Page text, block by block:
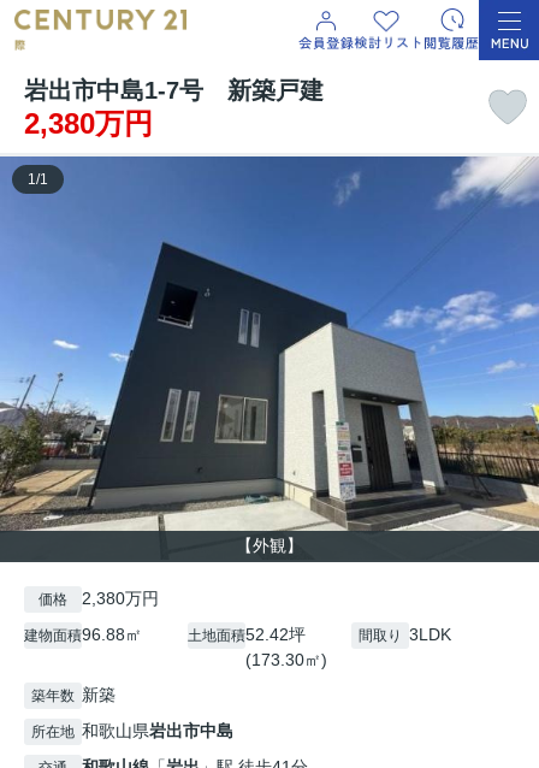
岩出市中島1-7号 新築戸建
2,380万円
【外観】
1/1
価格 2,380万円
建物面積96.88㎡ 土地面積52.42坪
(173.30㎡)
間取り 3LDK
築年数 新築
所在地 和歌山県岩出市中島